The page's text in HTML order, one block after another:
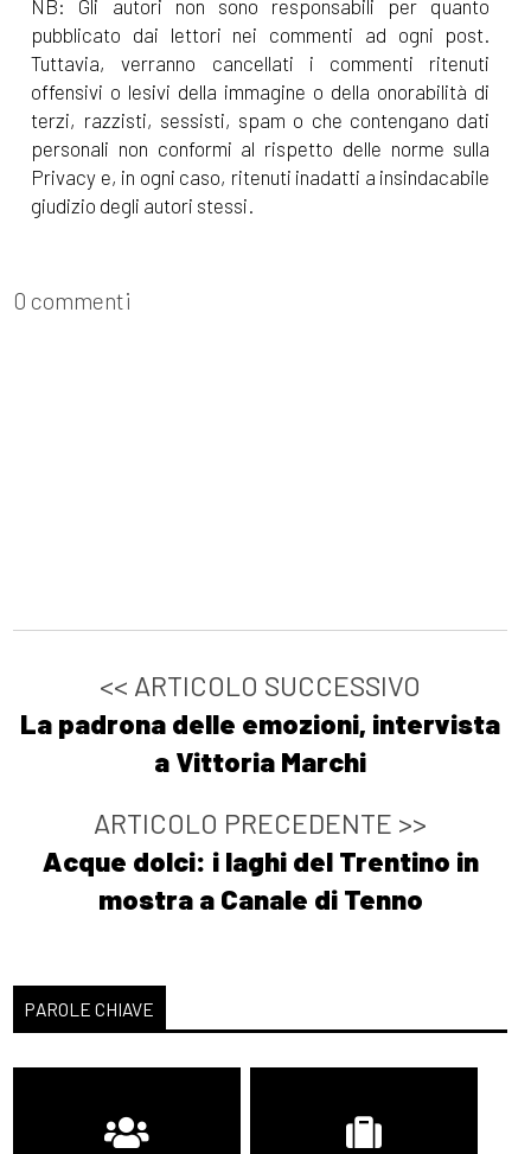
NB: Gli autori non sono responsabili per quanto
pubblicato dai lettori nei commenti ad ogni post.
Tuttavia, verranno cancellati i commenti ritenuti
offensivi o lesivi della immagine o della onorabilità di
terzi, razzisti, sessisti, spam o che contengano dati
personali non conformi al rispetto delle norme sulla
Privacy e, in ogni caso, ritenuti inadatti a insindacabile
giudizio degli autori stessi.
0 commenti
<< ARTICOLO SUCCESSIVO
La padrona delle emozioni, intervista
a Vittoria Marchi
ARTICOLO PRECEDENTE >>
Acque dolci: i laghi del Trentino in
mostra a Canale di Tenno
PAROLE CHIAVE